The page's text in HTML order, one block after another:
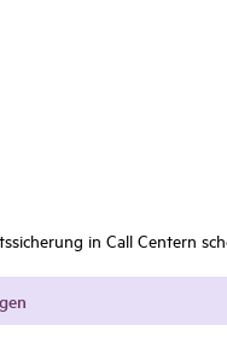
in Call Centern